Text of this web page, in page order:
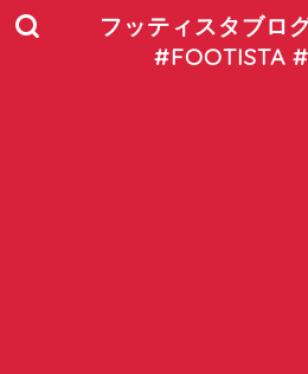
フッティスタブロ
#FOOTISTA